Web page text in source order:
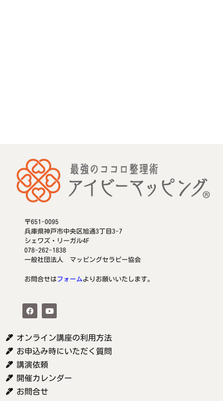
〒651-0095
兵庫県神戸市中央区旭通3丁目3-7
シェワズ・リーガル4F
078-262-1838
一般社団法人 マッピングセラピー協会
お問合せはフォームよりお願いいたします。
オンライン講座の利用方法
お申込み時にいただく質問
講演依頼
開催カレンダー
お問合せ